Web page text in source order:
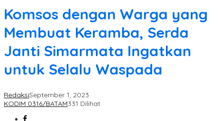
Komsos dengan Warga yang
Membuat Keramba, Serda
Janti Simarmata Ingatkan
untuk Selalu Waspada
RedaksiSeptember 1, 2023
KODIM 0316/BATAM331 Dilihat